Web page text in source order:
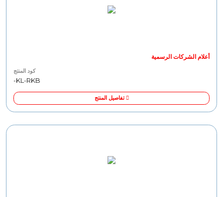
أعلام الشركات الرسمية
كود المنتج
KL-RKB-
تفاصيل المنتج